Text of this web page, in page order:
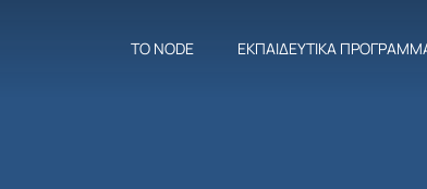
ΤΟ NODE ΕΚΠΑΙΔΕΥΤΙΚΆ